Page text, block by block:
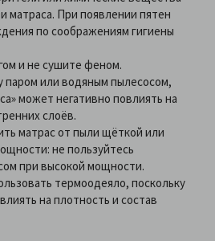
матраса. При появлении пятен
по соображениям гигиены
и не сушите феном.
паром или водяным пылесосом,
может негативно повлиять на
слоёв.
матрас от пыли щёткой или
не пользуйтесь
при высокой мощности.
термоодеяло, поскольку
на плотность и состав